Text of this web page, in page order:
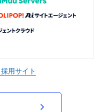
採用サイト